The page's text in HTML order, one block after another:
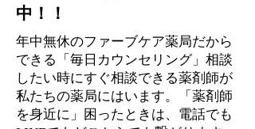
中！！
年中無休の​ファーブケア薬局だから
できる「毎日カウンセリング」相談
したい時にすぐ相談できる薬剤師が
私たちの薬局にはいます。「薬剤師
を身近に」困ったときは、電話でも